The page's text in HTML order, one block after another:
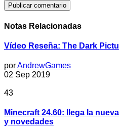
Notas Relacionadas
Vídeo Reseña: The Dark
porAndrewGames
02 Sep 2019
43
Minecraft 24.60: llega la
y novedades